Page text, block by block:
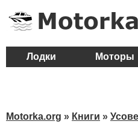
Лодки Моторы
Motorka.org » Книги »